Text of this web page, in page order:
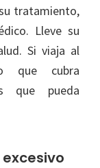
tratamiento,
Lleve su
Si viaja al
que cubra
que pueda